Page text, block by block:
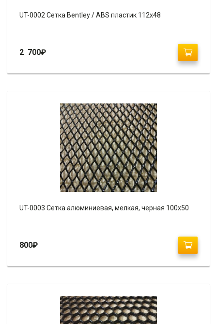
UT-0002 Сетка Bentley / ABS пластик 112х48
2 700₽
UT-0003 Сетка алюминиевая, мелкая, черная 100х50
800₽